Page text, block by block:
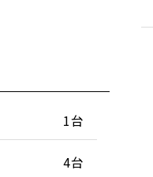
1台
4台